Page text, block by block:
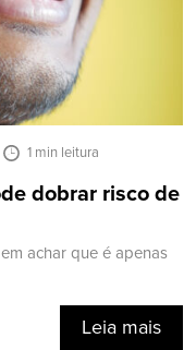
1 min leitura
dobrar risco de
achar que é apenas
Leia mais